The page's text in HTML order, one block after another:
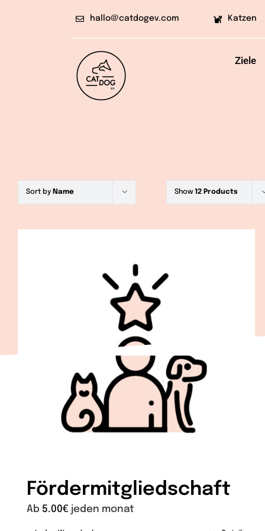
hallo@catdogev.com Katzen
Ziele
Sort by Name Show 12 Products
Fördermitgliedschaft
Ab 5.00€ jeden monat